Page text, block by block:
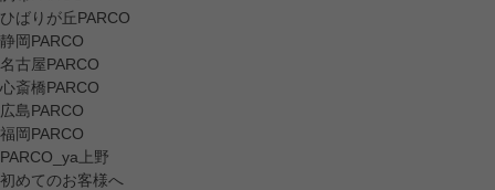
ひばりが丘PARCO
静岡PARCO
名古屋PARCO
心斎橋PARCO
広島PARCO
福岡PARCO
PARCO_ya上野
初めてのお客様へ